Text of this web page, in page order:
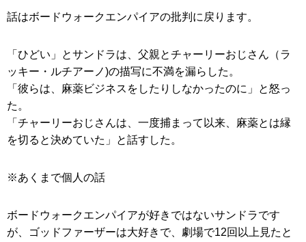
話はボードウォークエンパイアの批判に戻ります。
「ひどい」とサンドラは、父親とチャーリーおじさん（ラ
ッキー・ルチアーノ)の描写に不満を漏らした。
「彼らは、麻薬ビジネスをしたりしなかったのに」と怒っ
た。
「チャーリーおじさんは、一度捕まって以来、麻薬とは縁
を切ると決めていた」と話すした。
※あくまで個人の話
ボードウォークエンパイアが好きではないサンドラです
が、ゴッドファーザーは大好きで、劇場で12回以上見たと